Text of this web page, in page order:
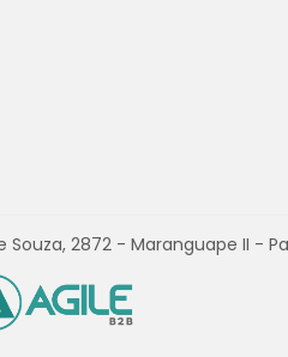
Souza, 2872 - Maranguape II -